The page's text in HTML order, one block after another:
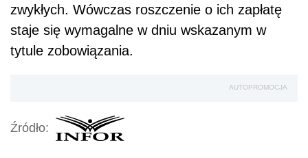
zwykłych. Wówczas roszczenie o ich zapłatę
staje się wymagalne w dniu wskazanym w
tytule zobowiązania.
AUTOPROMOCJA
Źródło: